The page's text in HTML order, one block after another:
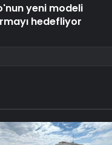
yeni modeli
hedefliyor